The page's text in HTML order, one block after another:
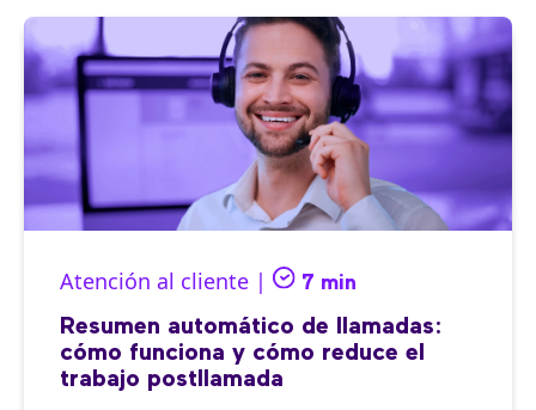
Atención al cliente | 7 min
Resumen automático de llamadas:
cómo funciona y cómo reduce el
trabajo postllamada